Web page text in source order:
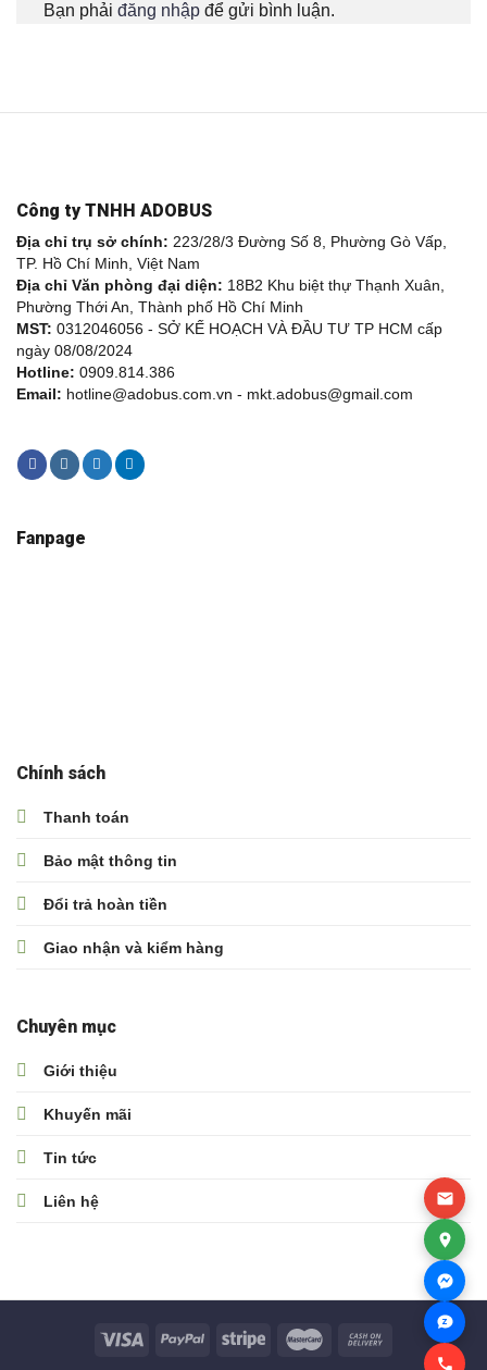
Z
Bạn phải đăng nhập để gửi bình luận.
Công ty TNHH ADOBUS
Địa chỉ trụ sở chính: 223/28/3 Đường Số 8, Phường Gò Vấp,
TP. Hồ Chí Minh, Việt Nam
Địa chỉ Văn phòng đại diện: 18B2 Khu biệt thự Thạnh Xuân,
Phường Thới An, Thành phố Hồ Chí Minh
MST: 0312046056 - SỞ KẾ HOẠCH VÀ ĐẦU TƯ TP HCM cấp
ngày 08/08/2024
Hotline: 0909.814.386
Email: hotline@adobus.com.vn - mkt.adobus@gmail.com
Chính sách
Thanh toán
Bảo mật thông tin
Đổi trả hoàn tiền
Giao nhận và kiểm hàng
Chuyên mục
Giới thiệu
Khuyến mãi
Tin tức
Liên hệ
Fanpage